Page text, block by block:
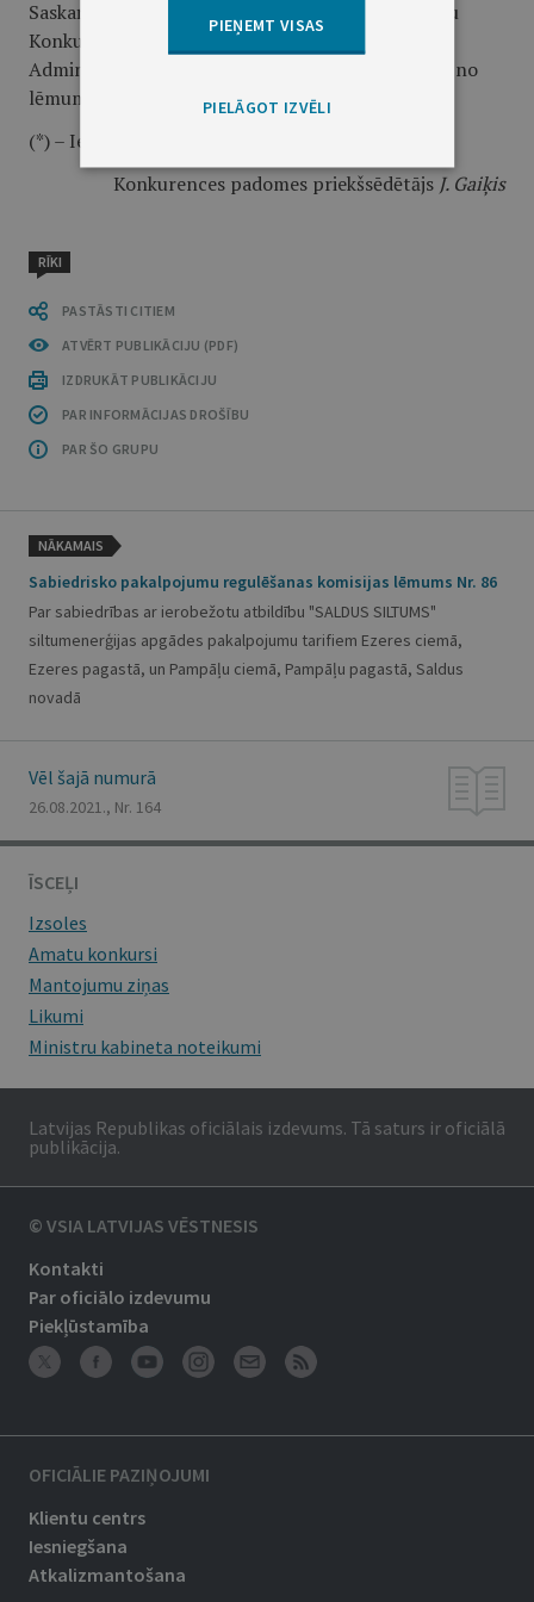
Saskaņā ar Konkurences likuma 8. panta otro daļu
Konkurences padomes lēmumu var pārsūdzēt
Administratīvajā apgabaltiesā viena mēneša laikā no
lēmuma spēkā stāšanās dienas.
(*) – Ierobežotas pieejamības informācija
Konkurences padomes priekšsēdētājs J. Gaiķis
RĪKI
PASTĀSTI CITIEM
ATVĒRT PUBLIKĀCIJU (PDF)
IZDRUKĀT PUBLIKĀCIJU
PAR INFORMĀCIJAS DROŠĪBU
PAR ŠO GRUPU
NĀKAMAIS
Sabiedrisko pakalpojumu regulēšanas komisijas lēmums Nr. 86
Par sabiedrības ar ierobežotu atbildību "SALDUS SILTUMS"
siltumenerģijas apgādes pakalpojumu tarifiem Ezeres ciemā,
Ezeres pagastā, un Pampāļu ciemā, Pampāļu pagastā, Saldus
novadā
Vēl šajā numurā
26.08.2021., Nr. 164
ĪSCEĻI
Izsoles
Amatu konkursi
Mantojumu ziņas
Likumi
Ministru kabineta noteikumi
Latvijas Republikas oficiālais izdevums. Tā saturs ir oficiālā
publikācija.
© VSIA LATVIJAS VĒSTNESIS
Kontakti
Par oficiālo izdevumu
Piekļūstamība
OFICIĀLIE PAZIŅOJUMI
Klientu centrs
Iesniegšana
Atkalizmantošana
PIEŅEMT VISAS
PIELĀGOT IZVĒLI